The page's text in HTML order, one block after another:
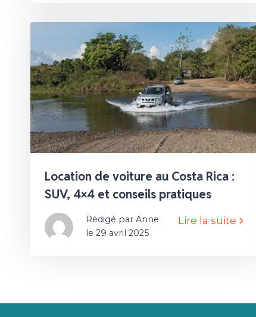
Location de voiture au Costa Rica :
SUV, 4×4 et conseils pratiques
Rédigé par Anne
le 29 avril 2025
Lire la suite